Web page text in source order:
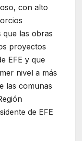
con alto
que las obras
proyectos
EFE y que
nivel a más
las comunas
de EFE